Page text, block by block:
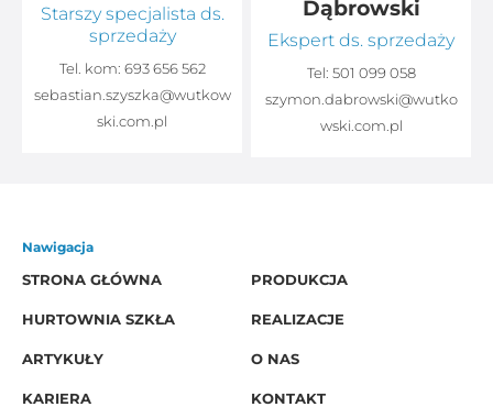
Starszy specjalista ds.
sprzedaży
Tel. kom: 693 656 562
sebastian.szyszka@wutkow
ski.com.pl
Dąbrowski
Ekspert ds. sprzedaży
Tel: 501 099 058
szymon.dabrowski@wutko
wski.com.pl
Nawigacja
STRONA GŁÓWNA
PRODUKCJA
HURTOWNIA SZKŁA REALIZACJE
ARTYKUŁY O NAS
KARIERA KONTAKT